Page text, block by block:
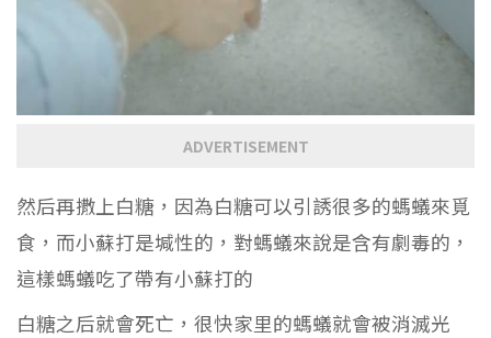
ADVERTISEMENT
然后再撒上白糖，因為白糖可以引誘很多的螞蟻來覓
食，而小蘇打是堿性的，對螞蟻來說是含有劇毒的，
這樣螞蟻吃了帶有小蘇打的
白糖之后就會死亡，很快家里的螞蟻就會被消滅光